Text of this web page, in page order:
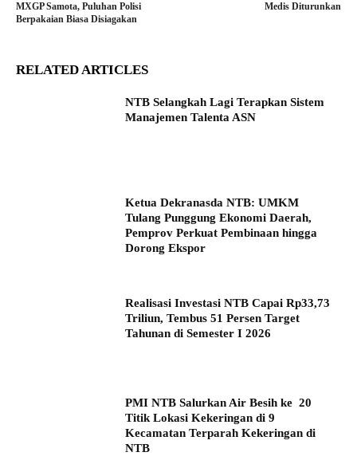
MXGP Samota, Puluhan Polisi
Berpakaian Biasa Disiagakan
Medis Diturunkan
RELATED ARTICLES
NTB Selangkah Lagi Terapkan Sistem
Manajemen Talenta ASN
Ketua Dekranasda NTB: UMKM
Tulang Punggung Ekonomi Daerah,
Pemprov Perkuat Pembinaan hingga
Dorong Ekspor
Realisasi Investasi NTB Capai Rp33,73
Triliun, Tembus 51 Persen Target
Tahunan di Semester I 2026
PMI NTB Salurkan Air Besih ke 20
Titik Lokasi Kekeringan di 9
Kecamatan Terparah Kekeringan di
NTB